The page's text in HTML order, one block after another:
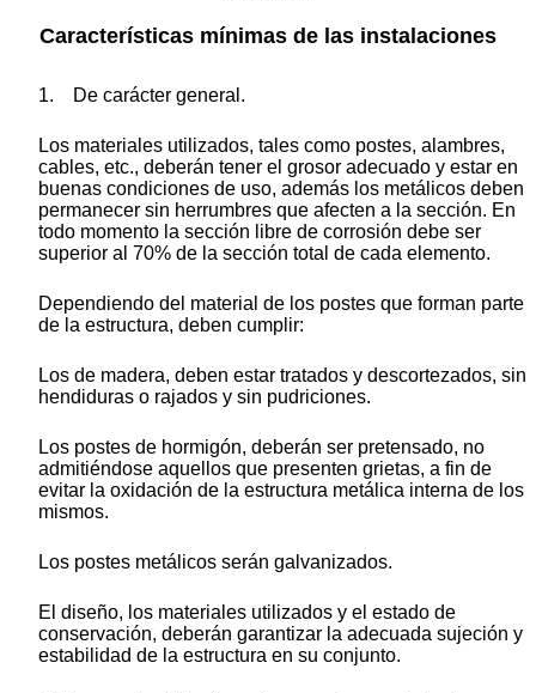
Características mínimas de las instalaciones
1. De carácter general.
Los materiales utilizados, tales como postes, alambres,
cables, etc., deberán tener el grosor adecuado y estar en
buenas condiciones de uso, además los metálicos deben
permanecer sin herrumbres que afecten a la sección. En
todo momento la sección libre de corrosión debe ser
superior al 70% de la sección total de cada elemento.
Dependiendo del material de los postes que forman parte
de la estructura, deben cumplir:
Los de madera, deben estar tratados y descortezados, sin
hendiduras o rajados y sin pudriciones.
Los postes de hormigón, deberán ser pretensado, no
admitiéndose aquellos que presenten grietas, a fin de
evitar la oxidación de la estructura metálica interna de los
mismos.
Los postes metálicos serán galvanizados.
El diseño, los materiales utilizados y el estado de
conservación, deberán garantizar la adecuada sujeción y
estabilidad de la estructura en su conjunto.